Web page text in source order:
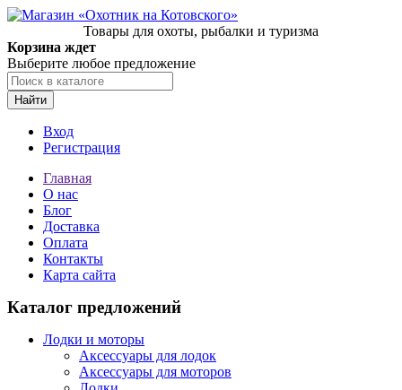
Товары для охоты, рыбалки и туризма
Корзина ждет
Выберите любое предложение
Найти
Вход
Регистрация
Главная
О нас
Блог
Доставка
Оплата
Контакты
Карта сайта
Каталог предложений
Лодки и моторы
Аксессуары для лодок
Аксессуары для моторов